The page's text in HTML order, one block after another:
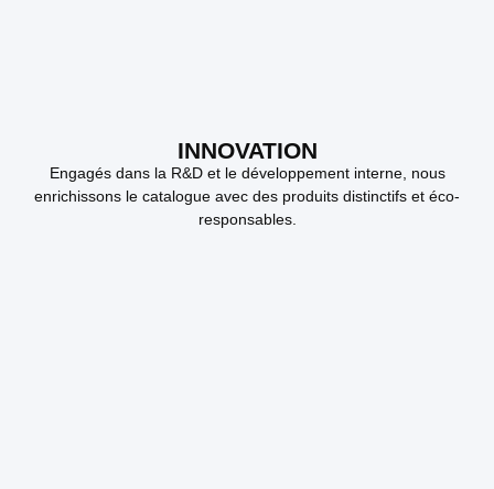
INNOVATION
Engagés dans la R&D et le développement interne, nous
enrichissons le catalogue avec des produits distinctifs et éco-
responsables.